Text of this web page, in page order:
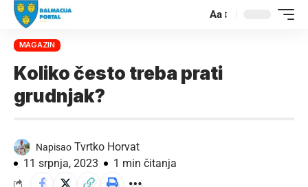
Aa
MAGAZIN
Koliko često treba prati
grudnjak?
Napisao Tvrtko Horvat
11 srpnja, 2023
1 min čitanja